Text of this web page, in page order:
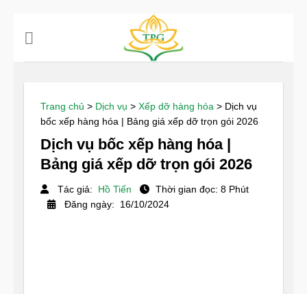
Trang chủ > Dịch vụ > Xếp dỡ hàng hóa > Dịch vụ
bốc xếp hàng hóa | Bảng giá xếp dỡ trọn gói 2026
Dịch vụ bốc xếp hàng hóa |
Bảng giá xếp dỡ trọn gói 2026
Tác giả: Hồ Tiến
Thời gian đọc: 8 Phút
Đăng ngày: 16/10/2024